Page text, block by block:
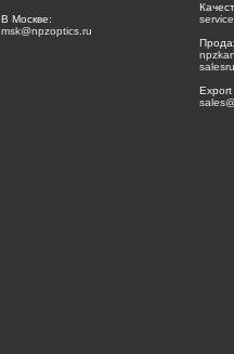
В Москве:
msk@npzoptics.ru